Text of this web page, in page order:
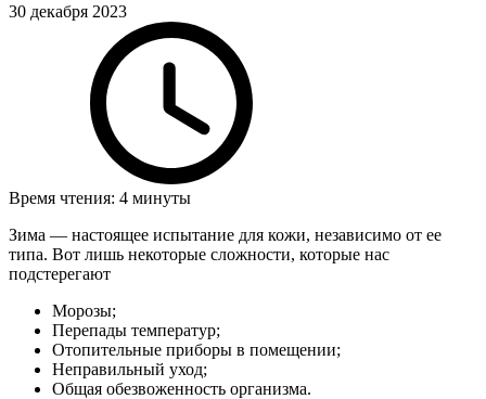
30 декабря 2023
Время чтения: 4 минуты
Зима — настоящее испытание для кожи, независимо от ее
типа. Вот лишь некоторые сложности, которые нас
подстерегают
Морозы;
Перепады температур;
Отопительные приборы в помещении;
Неправильный уход;
Общая обезвоженность организма.